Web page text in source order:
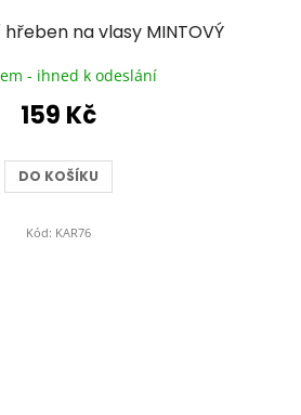
na vlasy MINTOVÝ
- ihned k odeslání
159 Kč
DO KOŠÍKU
Kód: KAR76